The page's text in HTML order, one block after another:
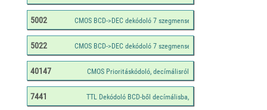
5002
5022
40147
7441